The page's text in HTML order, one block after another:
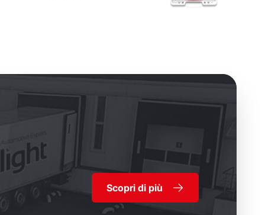
Scopri di più